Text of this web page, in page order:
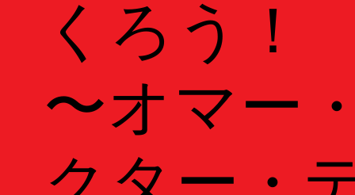
くろう！
〜オマー
Venues 会場一覧
Events
Calendar カレンダー